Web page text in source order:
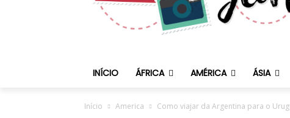
INÍCIO ÁFRICA AMÉRICA ÁSIA
Início America Como viajar da Argentina para o